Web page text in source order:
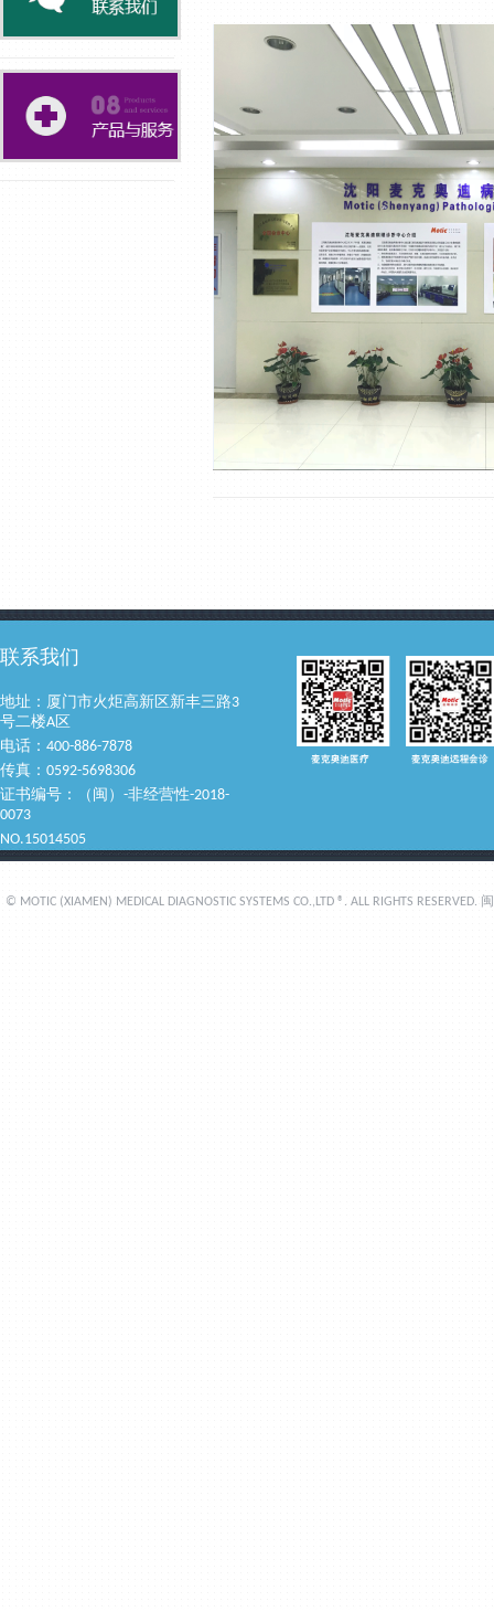
联系我们
地址：厦门市火炬高新区新丰三路3
号二楼A区
电话：400-886-7878
传真：0592-5698306
证书编号：（闽）-非经营性-2018-
0073
NO.15014505
© MOTIC (XIAMEN) MEDICAL DIAGNOSTIC SYSTEMS CO.,LTD ®. ALL RIGHTS RESERVED.